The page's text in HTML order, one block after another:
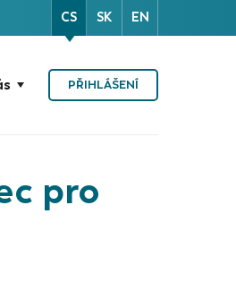
CS SK EN
PŘIHLÁŠENÍ
pro